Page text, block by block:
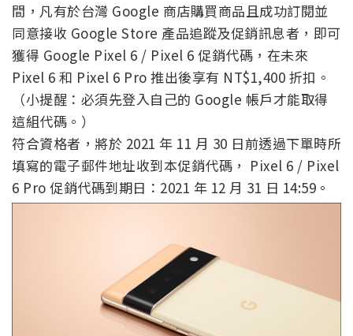
間，凡有於台灣 Google 商店購買商品且成功訂閱並
同意接收 Google Store 產品追蹤及促銷訊息者，即可
獲得 Google Pixel 6 / Pixel 6 促銷代碼，在未來
Pixel 6 和 Pixel 6 Pro 推出後享有 NT$1,400 折扣。
（小提醒：必須先登入自己的 Google 帳戶才能取得
這組代碼。）
符合資格者，將於 2021 年 11 月 30 日前透過下單時所
填寫的電子郵件地址收到本促銷代碼， Pixel 6 / Pixel
6 Pro 促銷代碼到期日：2021 年 12 月 31 日 14:59。